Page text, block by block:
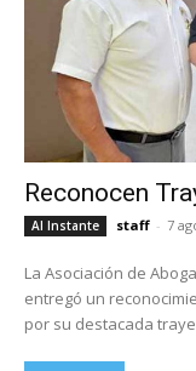
Reconocen
Al Instante staff - 7
La Asociación de
entregó un
por su destacada